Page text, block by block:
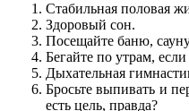
Стабильная половая
Здоровый сон.
Посещайте баню,
Бегайте по утрам,
Дыхательная
Бросьте выпивать и
есть цель, правда?